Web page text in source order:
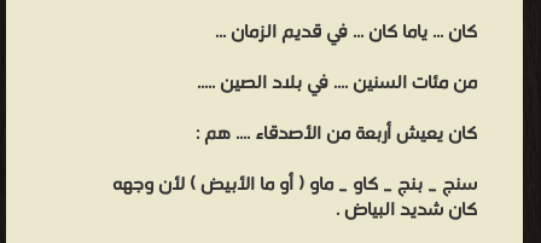
كان ... ياما كان ... في قديم الزمان ...
من مئات السنين .... في بلاد الصين .....
كان يعيش أربعة من الأصدقاء .... هم :
سنج _ بنج _ كاو _ ماو ( أو ما الأبيض ) لأن وجهه
كان شديد البياض .